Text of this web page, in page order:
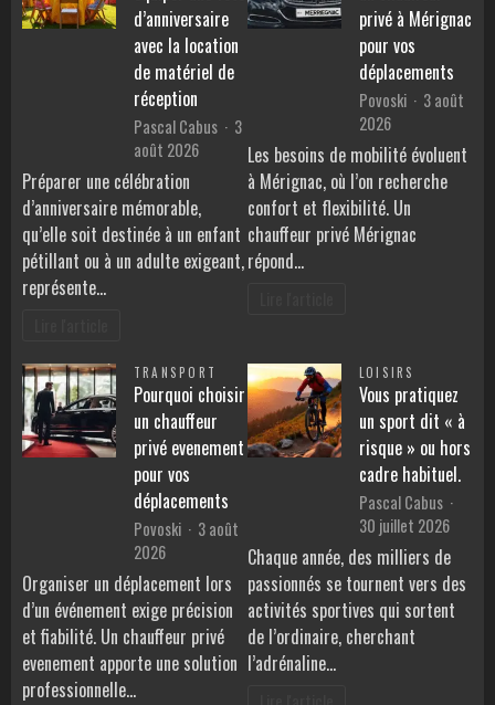
d’anniversaire
avec la location
de matériel de
réception
Pascal Cabus
3
août 2026
Préparer une célébration
d’anniversaire mémorable,
qu’elle soit destinée à un enfant
pétillant ou à un adulte exigeant,
représente…
privé à Mérignac
pour vos
déplacements
Povoski
3 août
2026
Les besoins de mobilité évoluent
à Mérignac, où l’on recherche
confort et flexibilité. Un
chauffeur privé Mérignac
répond…
TRANSPORT
Pourquoi choisir
un chauffeur
privé evenement
pour vos
déplacements
Povoski
3 août
2026
Organiser un déplacement lors
d’un événement exige précision
et fiabilité. Un chauffeur privé
evenement apporte une solution
professionnelle…
LOISIRS
Vous pratiquez
un sport dit « à
risque » ou hors
cadre habituel.
Pascal Cabus
30 juillet 2026
Chaque année, des milliers de
passionnés se tournent vers des
activités sportives qui sortent
de l’ordinaire, cherchant
l’adrénaline…